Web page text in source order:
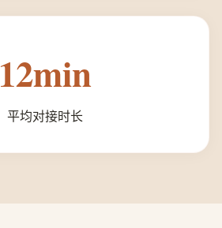
12min
平均对接时长